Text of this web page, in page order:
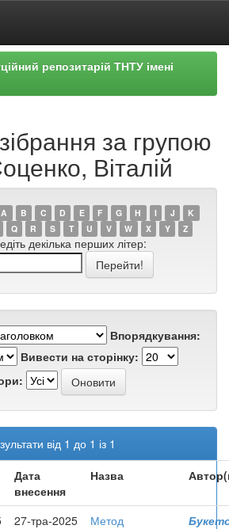
репозитарій ТНТУ імені
за групою
Віталій
A B C D E F G H I J
K
Q R S T U V W X Y Z
декілька перших літер:
Впорядкування:
Вивести на сторінку:
від 1 до 1 із 1
Дата
внесення
Назва
27-тра-2025
Метод